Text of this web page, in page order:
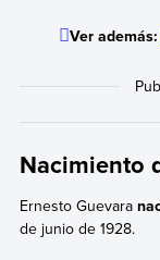
Ver además:
Nacimiento
Ernesto Guevara
de junio de 1928.